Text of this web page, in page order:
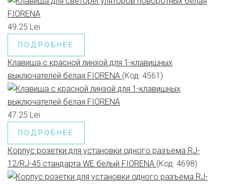
49.25 Lei
ПОДРОБНЕЕ
Клавиша с красной линзой для 1-клавишных
выключателей белая FIORENA (Код: 4561 )
47.25 Lei
ПОДРОБНЕЕ
Корпус розетки для установки одного разъема RJ-
12/RJ-45 стандарта WE белый FIORENA (Код: 4698)